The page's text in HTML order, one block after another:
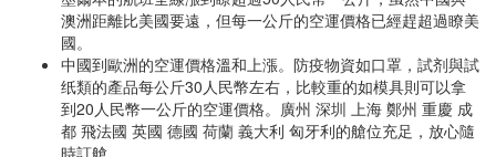
澳洲距離比美國要遠，但每一公斤的空運價格已經趕超過瞭美
國。
中國到歐洲的空運價格溫和上漲。防疫物資如口罩，試剂與試
纸類的產品每公斤30人民幣左右，比較重的如模具則可以拿
到20人民幣一公斤的空運價格。廣州 深圳 上海 鄭州 重慶 成
都 飛法國 英國 德國 荷蘭 義大利 匈牙利的艙位充足，放心隨
時訂艙。